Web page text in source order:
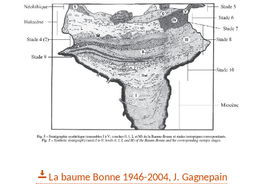
La baume Bonne 1946-2004, J. Gagnepain